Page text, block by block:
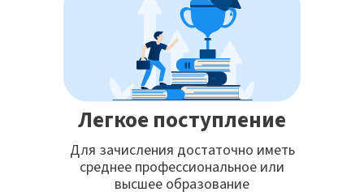
Легкое поступление
Для зачисления достаточно иметь
среднее профессиональное или
высшее образование